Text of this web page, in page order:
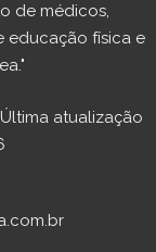
de médicos,
educação física e
atualização